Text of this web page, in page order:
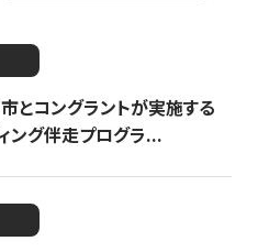
とコングラントが実施する
ング伴走プログラ...